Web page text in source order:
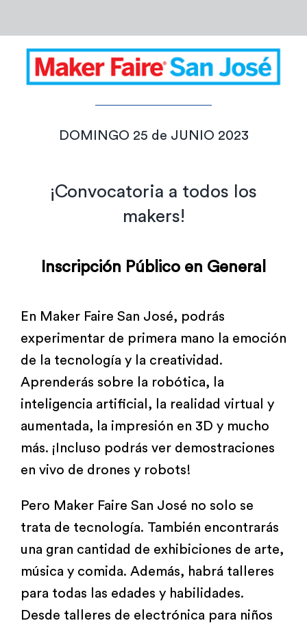
Bienestar Estudiantil
Investigación y Desarrollo
Egresados
Empresas
Biblioteca
Bolsa Trabajo
UCENFOTEC
DOMINGO 25 de JUNIO 2023
¡Convocatoria a todos los
makers!
Inscripción Público en General
En Maker Faire San José, podrás
experimentar de primera mano la emoción
de la tecnología y la creatividad.
Aprenderás sobre la robótica, la
inteligencia artificial, la realidad virtual y
aumentada, la impresión en 3D y mucho
más. ¡Incluso podrás ver demostraciones
en vivo de drones y robots!
Pero Maker Faire San José no solo se
trata de tecnología. También encontrarás
una gran cantidad de exhibiciones de arte,
música y comida. Además, habrá talleres
para todas las edades y habilidades.
Desde talleres de electrónica para niños